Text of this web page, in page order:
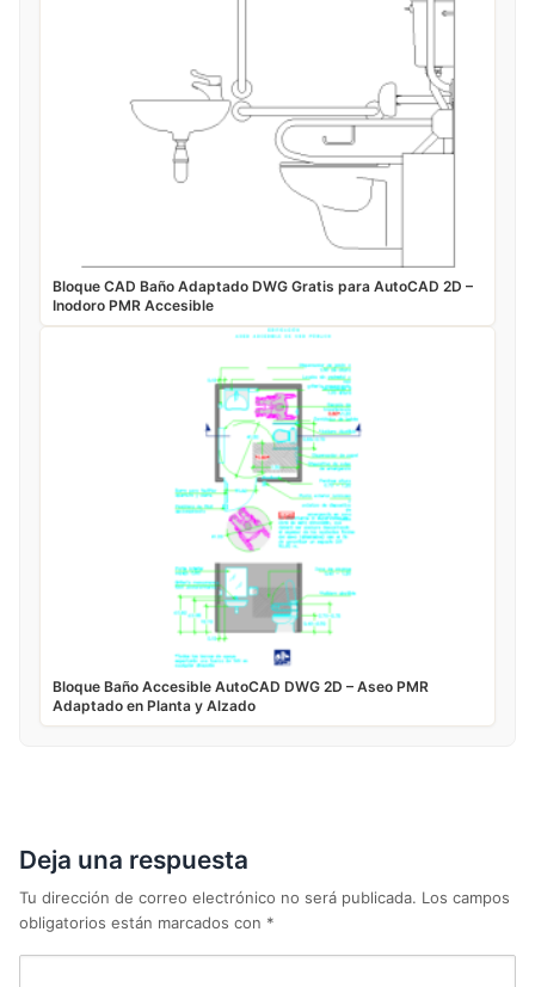
Bloque CAD Baño Adaptado DWG Gratis para AutoCAD 2D –
Inodoro PMR Accesible
Bloque Baño Accesible AutoCAD DWG 2D – Aseo PMR
Adaptado en Planta y Alzado
Deja una respuesta
Tu dirección de correo electrónico no será publicada. Los campos
obligatorios están marcados con *